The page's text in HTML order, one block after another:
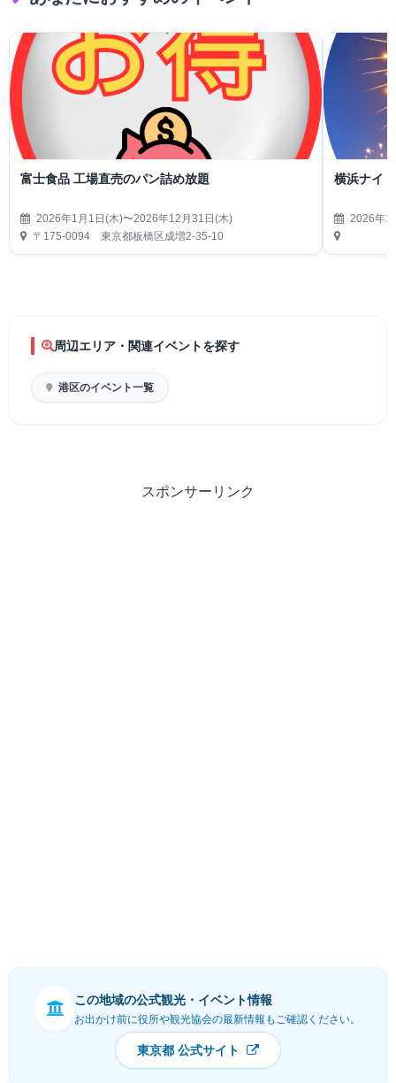
富士食品 工場直売のパン詰め放題
2026年1月1日(木)〜2026年12月31日(木)
〒175-0094 東京都板橋区成増2-35-10
横浜ナイ
2026年1
周辺エリア・関連イベントを探す
港区のイベント一覧
スポンサーリンク
この地域の公式観光・イベント情報
お出かけ前に役所や観光協会の最新情報もご確認ください。
東京都 公式サイト